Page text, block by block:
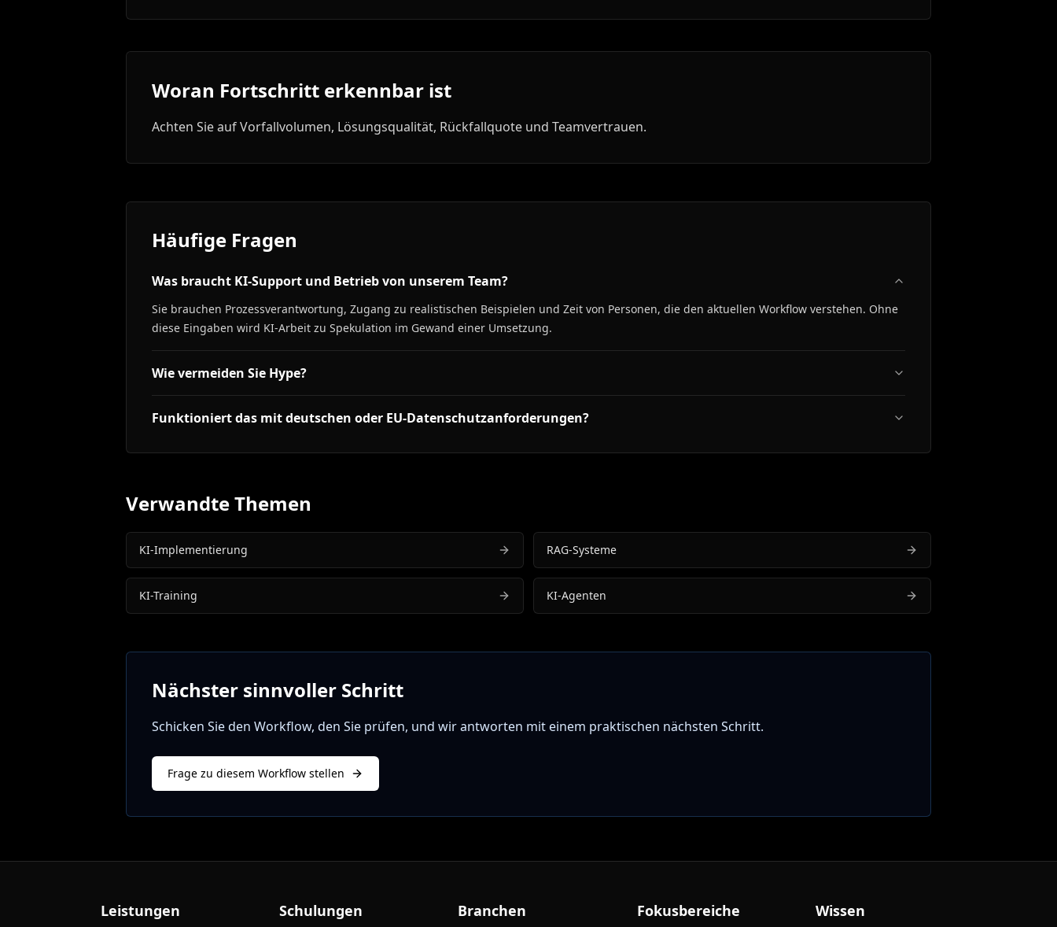
Woran Fortschritt erkennbar ist
Achten Sie auf Vorfallvolumen, Lösungsqualität, Rückfallquote und Teamvertrauen.
Häufige Fragen
Was braucht KI-Support und Betrieb von unserem Team?
Sie brauchen Prozessverantwortung, Zugang zu realistischen Beispielen und Zeit von Personen, die den aktuellen Workflow verstehen. Ohne
diese Eingaben wird KI-Arbeit zu Spekulation im Gewand einer Umsetzung.
Wie vermeiden Sie Hype?
Funktioniert das mit deutschen oder EU-Datenschutzanforderungen?
Verwandte Themen
KI-Implementierung RAG-Systeme
KI-Training KI-Agenten
Nächster sinnvoller Schritt
Schicken Sie den Workflow, den Sie prüfen, und wir antworten mit einem praktischen nächsten Schritt.
Frage zu diesem Workflow stellen
Leistungen Schulungen Branchen Fokusbereiche Wissen